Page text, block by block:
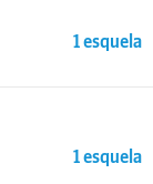
1 esquela
1 esquela